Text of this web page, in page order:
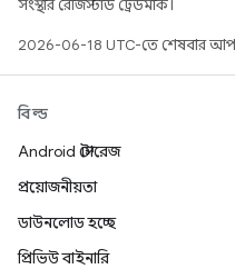
সংস্থার রেজিস্টার্ড ট্রেডমার্ক।
2026-06-18 UTC-তে শেষবার
বিল্ড
Android স্টোরেজ
প্রয়োজনীয়তা
ডাউনলোড হচ্ছে
প্রিভিউ বাইনারি